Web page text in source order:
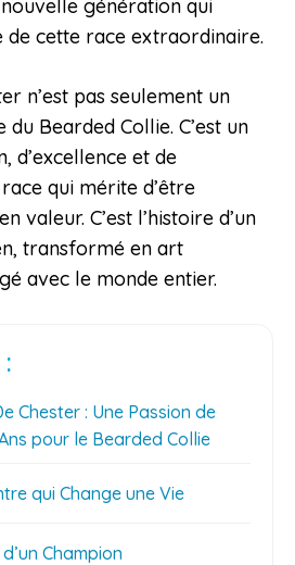
génération qui
de cette race extraordinaire.
n’est pas seulement un
Bearded Collie. C’est un
d’excellence et de
qui mérite d’être
valeur. C’est l’histoire d’un
transformé en art
avec le monde entier.
Chester : Une Passion de
pour le Bearded Collie
qui Change une Vie
Champion